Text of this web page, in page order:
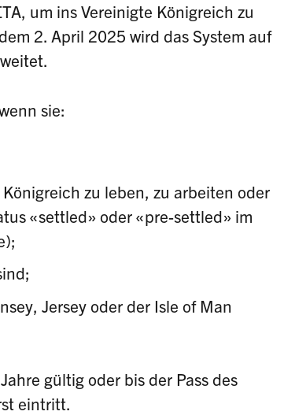
um ins Vereinigte Königreich zu
2. April 2025 wird das System auf
sie:
zu leben, zu arbeiten oder
«settled» oder «pre-settled» im
Jersey oder der Isle of Man
gültig oder bis der Pass des
eintritt.